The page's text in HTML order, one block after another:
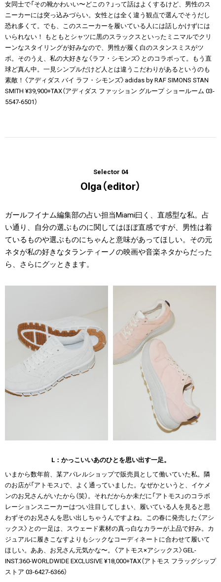
女同士で「その靴かわいい〜どこの？」って話はよくするけど、男性のス
ニーカーには突っ込みづらい。女性とは全く違う観点で選んでそうだし
恐れ多くて。でも、このスニーカーを履いている人には話しかけずには
いられない！ もともとシャツに黒のスラックスといったミニマルでクリ
ーンなスタイリングが好みなので、男性が履く白のスタンスミスがツ
ボ。そのうえ、私の大好きな〈ラフ・シモンズ〉とのコラボって。もう直
球ど真ん中。一見シンプルだけど人とは違うこだわりがあるというのも
素敵！〈アディダス バイ ラフ・シモンズ〉adidas by RAF SIMONS STAN
SMITH ¥39,900+TAX（アディダス ファッション グループ ショールーム 03-
5547-6501）
Selector 04
Olga（editor）
ガールフイナム編集部の占い担当Miami曰く、直感型な私。占
い通り、自分の選ぶものに関してはほぼ直感ですが、男性は着
ているものや選ぶものにちゃんと意味があってほしい。その元
ネタが私の好きなタランティーノの映画や音楽ネタからだった
ら、さらにグッときます。
L：かっこいいあのひとを思い出す一足。
いまから数年前、某アパレルショップで販売員として働いていた私。隣
のお店が「アトモス」で、よく通っていました。なぜかというと、イケメ
ンのお兄さんがいたから（笑）。それだからか未だに「アトモス」のコラボ
レーションスニーカーはつい注目してしまい、履いている人を見ると思
わずそのお兄さんを思い出しちゃうんですよね。この春に発売した〈アシ
ックス〉との一足は、スウェード素材の真っ白なカラーが上品で好み。カ
ジュアルに履きこなすよりもシックなコーディネートに合わせて履いて
ほしい。ああ、お兄さん元気かな〜。〈アトモス×アシックス〉GEL-
INST.360-WORLDWIDE EXCLUSIVE ¥18,000+TAX（アトモス フラッグシップ
ストア 03-6427-6366）